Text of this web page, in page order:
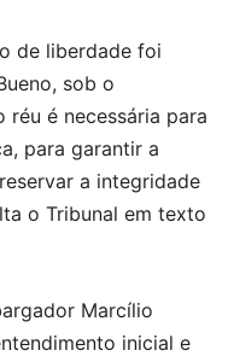
de liberdade foi
sob o
é necessária para
para garantir a
a integridade
o Tribunal em texto
Marcílio
inicial e